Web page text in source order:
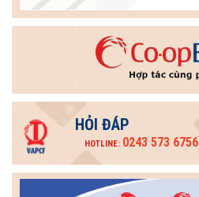
HỎI ĐÁP
HOTLINE: 0243 573 6756